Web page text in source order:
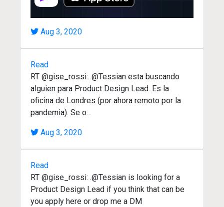
Aug 3, 2020
Read
RT @gise_rossi: .@Tessian esta buscando
alguien para Product Design Lead. Es la
oficina de Londres (por ahora remoto por la
pandemia). Se o…
Aug 3, 2020
Read
RT @gise_rossi: .@Tessian is looking for a
Product Design Lead if you think that can be
you apply here or drop me a DM